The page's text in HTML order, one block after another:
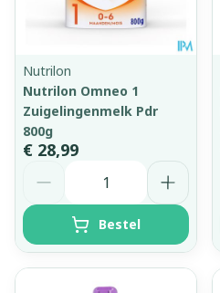
Nutrilon
Nutrilon Omneo 1
Zuigelingenmelk Pdr
800g
€ 28,99
Bestel